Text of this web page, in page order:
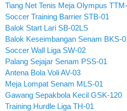
Tiang Net Tenis Meja Olympus
Soccer Training Barrier STB-01
Balok Start Lari SB-02LS
Balok Keseimbangan Senam BKS-
Soccer Wall Liga SW-02
Palang Sejajar Senam PSS-01
Antena Bola Voli AV-03
Meja Lompat Senam MLS-01
Gawang Sepakbola Kecil GSK-120
Training Hurdle Liga TH-01